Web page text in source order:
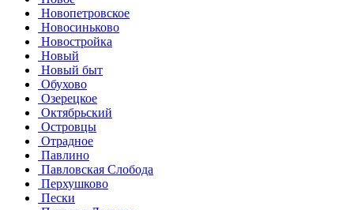
Новопетровское
Новосиньково
Новостройка
Новый
Новый быт
Обухово
Озерецкое
Октябрьский
Островцы
Отрадное
Павлино
Павловская Слобода
Перхушково
Пески